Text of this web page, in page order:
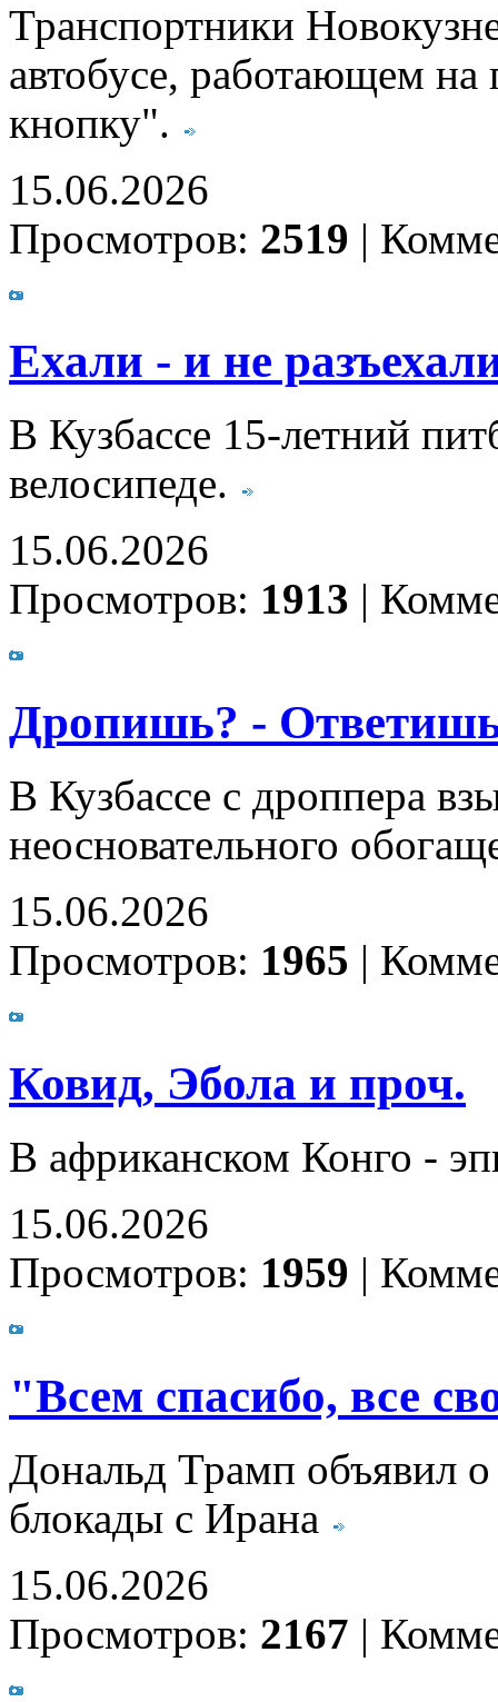
Транспортники
автобусе, работающем
кнопку".
15.06.2026
Просмотров: 2519 |
Ехали - и не
В Кузбассе 15-летний
велосипеде.
15.06.2026
Просмотров: 1913 |
Дропишь? -
В Кузбассе с дроппера
неосновательного
15.06.2026
Просмотров: 1965 |
Ковид, Эбола и проч.
В африканском Конго -
15.06.2026
Просмотров: 1959 |
"Всем спасибо, все
Дональд Трамп объявил
блокады с Ирана
15.06.2026
Просмотров: 2167 |